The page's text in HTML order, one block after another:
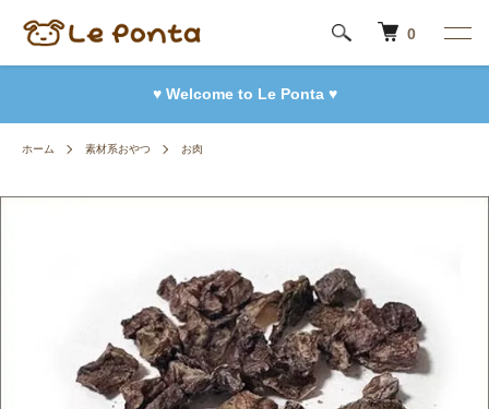
0
♥ Welcome to Le Ponta ♥
ホーム 素材系おやつ お肉